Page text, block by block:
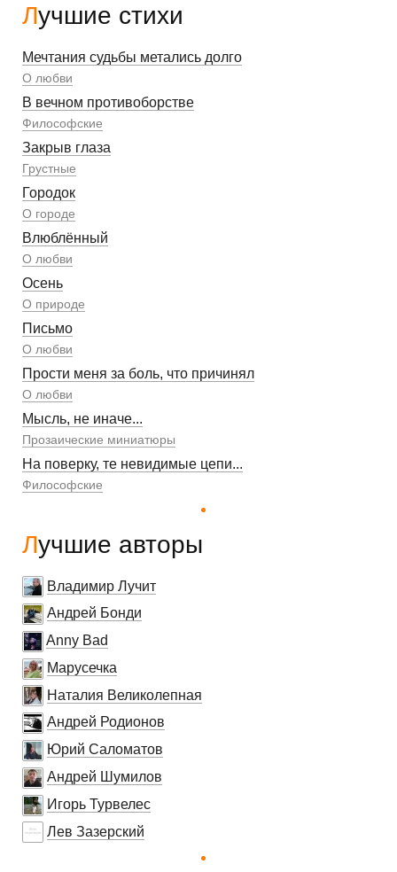
Лучшие стихи
Мечтания судьбы метались долго
О любви
В вечном противоборстве
Философские
Закрыв глаза
Грустные
Городок
О городе
Влюблённый
О любви
Осень
О природе
Письмо
О любви
Прости меня за боль, что причинял
О любви
Мысль, не иначе...
Прозаические миниатюры
На поверку, те невидимые цепи...
Философские
Лучшие авторы
Владимир Лучит
Андрей Бонди
Anny Bad
Марусечка
Наталия Великолепная
Андрей Родионов
Юрий Саломатов
Андрей Шумилов
Игорь Турвелес
Лев Зазерский